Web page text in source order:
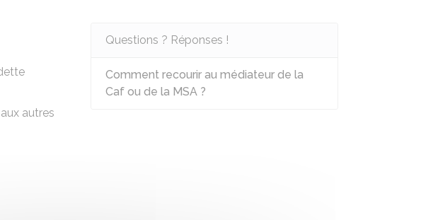
autres
Questions ? Réponses !
Comment recourir au médiateur de la
Caf ou de la MSA ?